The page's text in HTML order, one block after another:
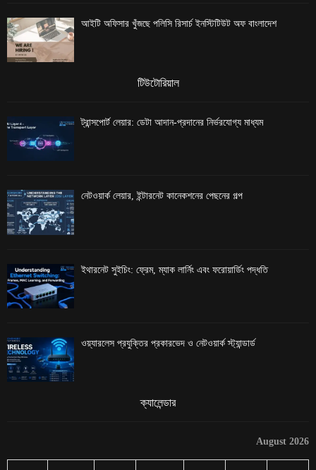
আইটি অফিসার খুঁজছে পলিসি রিসার্চ ইনস্টিটিউট অফ বাংলাদেশ
টিউটোরিয়াল
ট্রান্সপোর্ট লেয়ার: ডেটা আদান-প্রদানের নির্ভরযোগ্য মাধ্যম
নেটওয়ার্ক লেয়ার, ইন্টারনেট কানেকশনের পেছনের গল্প
ইথারনেট সুইচিং: ফ্রেম, ম্যাক লার্নিং এবং ফরোয়ার্ডিং পদ্ধতি
ওয়্যারলেস প্রযুক্তির প্রকারভেদ ও নেটওয়ার্ক স্ট্যান্ডার্ড
ক্যালেন্ডার
August 2026